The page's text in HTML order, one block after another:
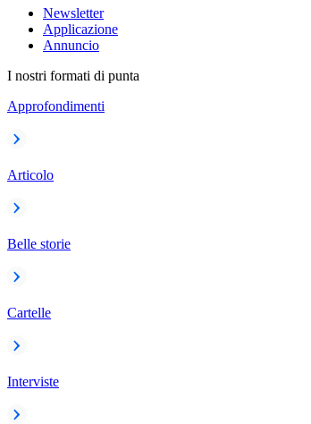
Newsletter
Applicazione
Annuncio
I nostri formati di punta
Approfondimenti
Articolo
Belle storie
Cartelle
Interviste